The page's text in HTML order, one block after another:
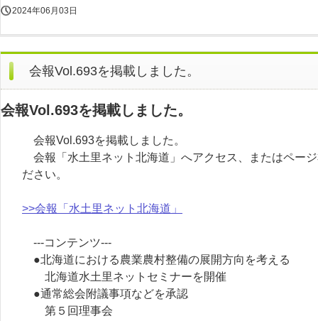
2024年06月03日
会報Vol.693を掲載しました。
会報Vol.693を掲載しました。
会報Vol.693を掲載しました。
会報「水土里ネット北海道」へアクセス、またはペー
ださい。
>>会報「水土里ネット北海道」
---コンテンツ---
●北海道における農業農村整備の展開方向を考える
北海道水土里ネットセミナーを開催
●通常総会附議事項などを承認
第５回理事会